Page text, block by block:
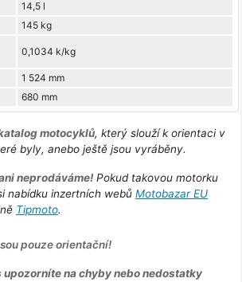
14,5 l
145 kg
0,1034 k/kg
1 524 mm
680 mm
motocyklů, který slouží k orientaci v
byly, anebo ještě jsou vyráběny.
neprodáváme!Pokud takovou motorku
nabídku inzertních webů Motobazar EU
Tipmoto.
pouze orientační!
upozorníte na chyby nebo nedostatky